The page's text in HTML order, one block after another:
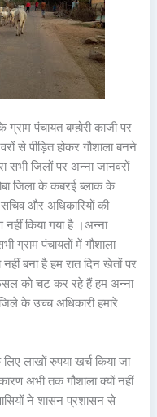
पंचायत बम्होरी काजी पर
से पीड़ित होकर गौशाला बनने
सभी जिलों पर अन्ना जानवरों
जिला के कबरई ब्लाक के
सचिव और अधिकारियों की
किया गया है ।अन्ना
ग्राम पंचायतों में गौशाला
बना है हम रात दिन खेतों पर
फसल को चट कर रहे हैं हम अन्ना
के उच्च अधिकारी हमारे
लिए लाखों रुपया खर्च किया जा
अभी तक गौशाला क्यों नहीं
ने शासन प्रशासन से